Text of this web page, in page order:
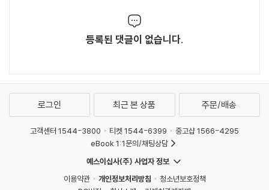
등록된 댓글이 없습니다.
로그인 최근 본 상품 주문/배송
고객센터 1544-3800 티켓 1544-6399
중고샵 1566-4295
eBook 1:1문의/채팅상담
예스이십사(주) 사업자 정보
이용약관
개인정보처리방침
청소년보호정책